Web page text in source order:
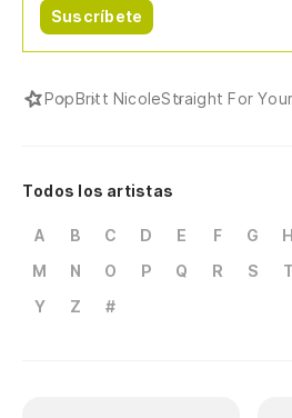
Suscríbete
PopBritt NicoleStraight For
Todos los artistas
A B C D E F G H
M
N O P Q R S T
Y
Z #